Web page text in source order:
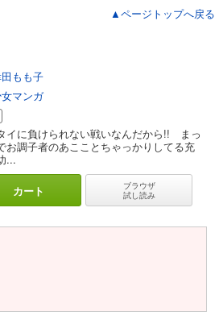
▲ページトップへ戻る
もも子
マンガ
イに負けられない戦いなんだから!! まっ
お調子者のあこことちゃっかりしてる充
...
カート
ブラウザ
試し読み